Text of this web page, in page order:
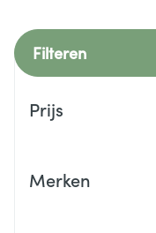
Filteren
Prijs
Merken